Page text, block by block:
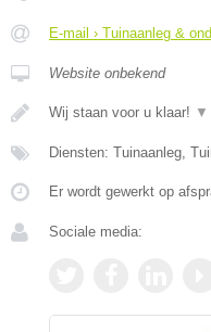
E-mail › Tuinaanleg &
Website onbekend
Wij staan voor u klaar! ▼
Diensten: Tuinaanleg,
Er wordt gewerkt op
Sociale media: